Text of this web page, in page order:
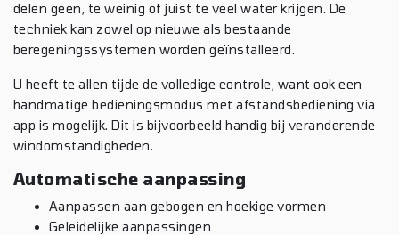
delen geen, te weinig of juist te veel water krijgen. De
techniek kan zowel op nieuwe als bestaande
beregeningssystemen worden geïnstalleerd.
U heeft te allen tijde de volledige controle, want ook een
handmatige bedieningsmodus met afstandsbediening via
app is mogelijk. Dit is bijvoorbeeld handig bij veranderende
windomstandigheden.
Automatische aanpassing
Aanpassen aan gebogen en hoekige vormen
Geleidelijke aanpassingen